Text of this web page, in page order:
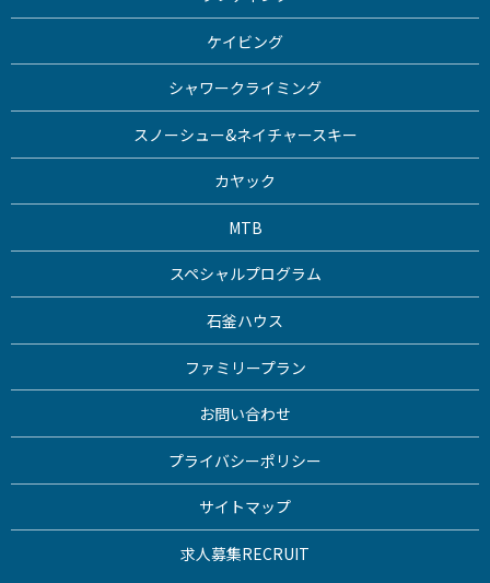
ケイビング
シャワークライミング
スノーシュー&ネイチャースキー
カヤック
MTB
スペシャルプログラム
石釜ハウス
ファミリープラン
お問い合わせ
プライバシーポリシー
サイトマップ
求人募集RECRUIT